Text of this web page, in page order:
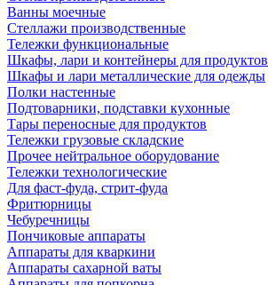
Ванны моечные
Стеллажи производственные
Тележки функциональные
Шкафы, лари и контейнеры для продуктов
Шкафы и лари металлические для одежды
Полки настенные
Подтоварники, подставки кухонные
Тары переносные для продуктов
Тележки грузовые складские
Прочее нейтральное оборудование
Тележки технологические
Для фаст-фуда, стрит-фуда
Фритюрницы
Чебуречницы
Пончиковые аппараты
Аппараты для кваркини
Аппараты сахарной ваты